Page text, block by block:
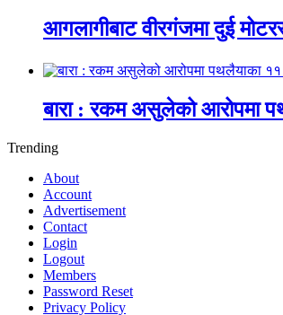
आगलागीबाट वीरगंजमा दुई
बारा : रकम असुलेको आरोपमा
Trending
About
Account
Advertisement
Contact
Login
Logout
Members
Password Reset
Privacy Policy